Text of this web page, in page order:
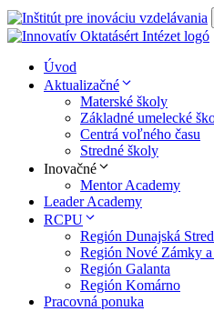
Preskočiť
na
obsah
Úvod
Aktualizačné
Materské školy
Základné umelecké
Centrá voľného času
Stredné školy
Inovačné
Mentor Academy
Leader Academy
RCPU
Región Dunajská
Región Nové Zámky
Región Galanta
Región Komárno
Pracovná ponuka